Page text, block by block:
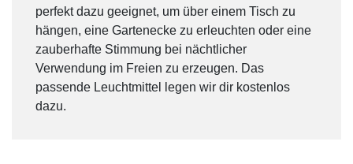
perfekt dazu geeignet, um über einem Tisch zu
hängen, eine Gartenecke zu erleuchten oder eine
zauberhafte Stimmung bei nächtlicher
Verwendung im Freien zu erzeugen. Das
passende Leuchtmittel legen wir dir kostenlos
dazu.